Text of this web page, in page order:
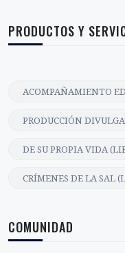
PRODUCTOS Y
ACOMPAÑAMIENTO
PRODUCCIÓN
DE SU PROPIA VIDA
CRÍMENES DE LA SAL
COMUNIDAD